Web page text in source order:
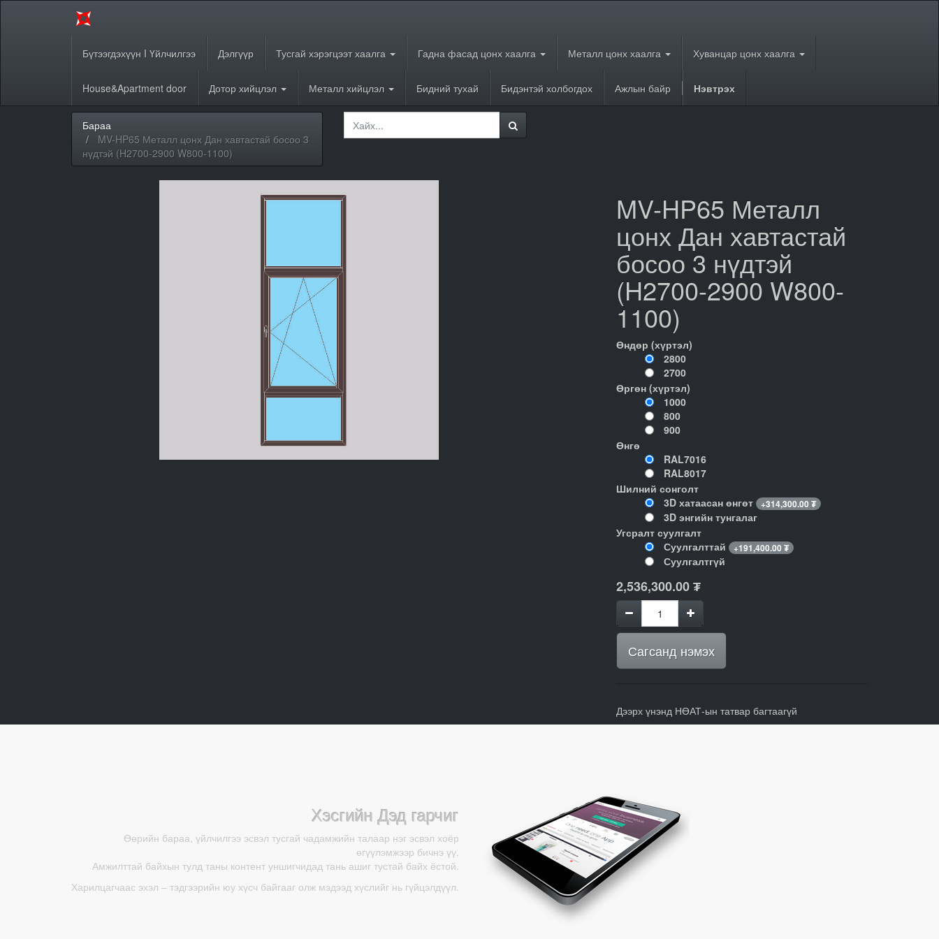
Бүтээгдэхүүн I Үйлчилгээ Дэлгүүр Тусгай хэрэгцээт хаалга Гадна фасад цонх хаалга Металл цонх хаалга Хуванцар цонх хаалга
House&Apartment door Дотор хийцлэл Металл хийцлэл Бидний тухай Бидэнтэй холбогдох Ажлын байр Нэвтрэх
Бараа
MV-HP65 Металл цонх Дан хавтастай босоо 3
нүдтэй (H2700-2900 W800-1100)
MV-HP65 Металл
цонх Дан хавтастай
босоо 3 нүдтэй
(H2700-2900 W800-
1100)
Өндөр (хүртэл)
2800
2700
Өргөн (хүртэл)
1000
800
900
Өнгө
RAL7016
RAL8017
Шилний сонголт
3D хатаасан өнгөт
+314,300.00 ₮
3D энгийн тунгалаг
Угсралт суулгалт
Суулгалттай
+191,400.00 ₮
Суулгалтгүй
2,536,300.00₮
Сагсанд нэмэх
Дээрх үнэнд НӨАТ-ын татвар багтаагүй
Хэсгийн Дэд гарчиг
Өөрийн бараа, үйлчилгээ эсвэл тусгай чадамжийн талаар нэг эсвэл хоёр
өгүүлэмжээр бичнэ үү.
Амжилттай байхын тулд таны контент уншигчидад тань ашиг тустай байх ёстой.
Харилцагчаас эхэл – тэдгээрийн юу хүсч байгааг олж мэдээд хүслийг нь гүйцэлдүүл.